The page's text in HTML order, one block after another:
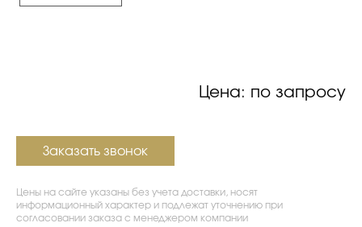
Цена: по запросу
Заказать звонок
Цены на сайте указаны без учета доставки, носят
информационный характер и подлежат уточнению при
согласовании заказа с менеджером компании